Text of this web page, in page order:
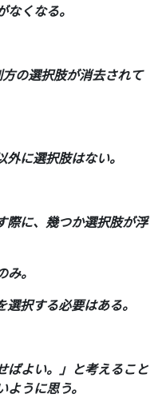
なくなる。
の選択肢が消去されて
に選択肢はない。
際に、幾つか選択肢が浮
。
択する必要はある。
ばよい。」と考えること
うに思う。